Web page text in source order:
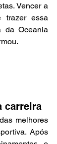
Vencer a
trazer essa
da Oceania
carreira
melhores
Após